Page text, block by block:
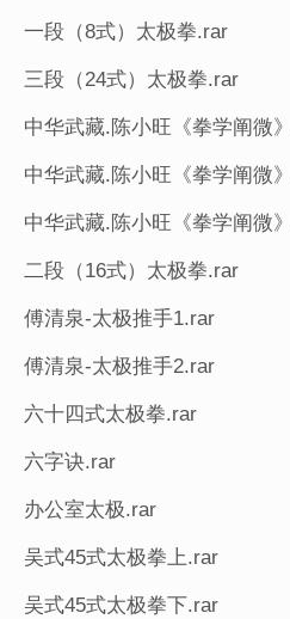
一段（8式）太极拳.rar
三段（24式）太极拳.rar
中华武藏.陈小旺《拳学阐微
中华武藏.陈小旺《拳学阐微
中华武藏.陈小旺《拳学阐微
二段（16式）太极拳.rar
傅清泉-太极推手1.rar
傅清泉-太极推手2.rar
六十四式太极拳.rar
六字诀.rar
办公室太极.rar
吴式45式太极拳上.rar
吴式45式太极拳下.rar